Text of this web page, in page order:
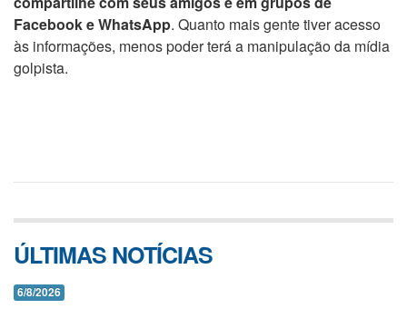
Facebook e WhatsApp. Quanto mais gente tiver acesso
às informações, menos poder terá a manipulação da mídia
golpista.
ÚLTIMAS NOTÍCIAS
6/8/2026